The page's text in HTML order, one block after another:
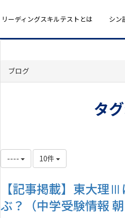
リーディングスキルテストとは シン
ブログ
タ
---- 10件
【記事掲載】東大理
ぶ？（中学受験情報